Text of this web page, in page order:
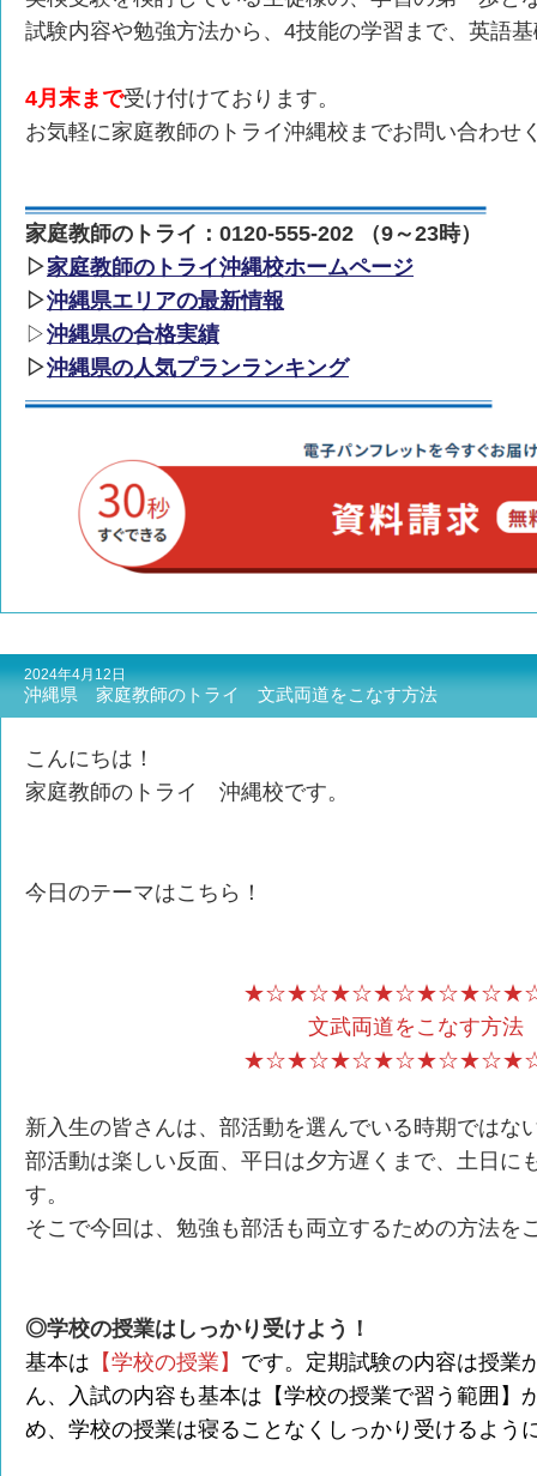
試験内容や勉強方法から、4技能の学習まで、英語
4月末まで受け付けております。
お気軽に家庭教師のトライ沖縄校までお問い合わせ
家庭教師のトライ：0120-555-202 （9～23時）
▷家庭教師のトライ沖縄校ホームページ
▷沖縄県エリアの最新情報
▷沖縄県の合格実績
▷沖縄県の人気プランランキング
2024年4月12日
沖縄県 家庭教師のトライ 文武両道をこなす方法
こんにちは！
家庭教師のトライ 沖縄校です。
今日のテーマはこちら！
文武両道をこなす方法
新入生の皆さんは、部活動を選んでいる時期ではな
部活動は楽しい反面、平日は夕方遅くまで、土日に
す。
そこで今回は、勉強も部活も両立するための方法を
◎学校の授業はしっかり受けよう！
基本は 【学校の授業】 です。定期試験の内容は授業
ん、入試の内容も基本は【学校の授業で習う範囲】
め、学校の授業は寝ることなくしっかり受けるよう